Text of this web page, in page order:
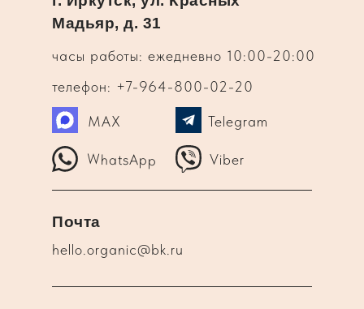
часы работы: ежедневно 10:00-20:00
Мадьяр, д. 31
телефон: +7-964-800-02-20
WhatsApp Viber
Telegram
MAX
hello.organic@bk.ru
Почта